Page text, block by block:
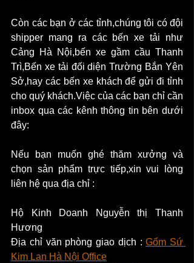
Còn các bạn ở các tỉnh,chúng tôi có đội
shipper mang ra các bến xe tải như
Cảng Hà Nội,bến xe gầm cầu Thanh
Trì,Bến xe tải đối diện Trường Bắn Yên
Sở,hay các bến xe khách để gửi đi tỉnh
cho quý khách.Việc của các bạn chỉ cần
inbox qua các kênh thông tin bên dưới
đây:
Nếu bạn muốn ghé thăm xưởng và
chọn sản phẩm trực tiếp,xin vui lòng
liên hệ qua địa chỉ :
Hộ Kinh Doanh Nguyễn thị Thanh
Hương
Địa chỉ văn phòng giao dịch : Gốm Sứ
Kim Lan Hà Nội Office